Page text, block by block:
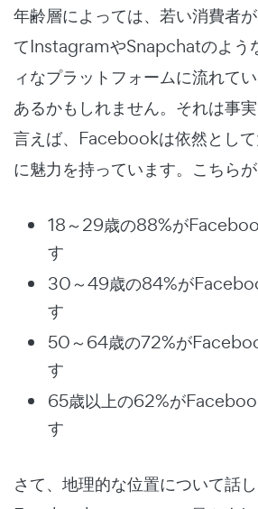
年齢層によっては、若い消費者
てInstagramやSnapchatのよう
ィなプラットフォームに流れて
あるかもしれません。それは事
言えば、Facebookは依然とし
に魅力を持っています。こちらが
18～29歳の88%が
す
30～49歳の84%が
す
50～64歳の72%が
す
65歳以上の62%が
す
さて、地理的な位置について話し